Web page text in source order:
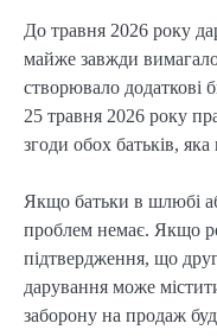
До травня 2026 року
майже завжди
створювало додаткові
25 травня 2026 року
згоди обох батьків, яка
Якщо батьки в шлюбі
проблем немає. Якщо
підтвердження, що
дарування може
заборону на продаж